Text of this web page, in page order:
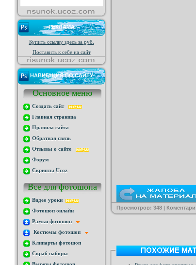
РЕКЛАМА
Купить ссылку здесь за руб.
Поставить к себе на сайт
НАВИГАЦИЯ ПО САЙТУ
Основное меню
Создать сайт
Главная страница
Правила сайта
Обратная связь
Отзывы о сайте
Форум
Скрипты Ucoz
Все для фотошопа
Видео уроки
Фотошоп онлайн
Рамки фотошоп
Костюмы фотошоп
Клипарты фотошоп
Скраб наборы
Просмотров: 348 |